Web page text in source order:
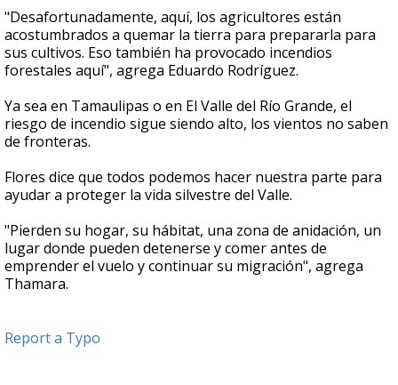
"Desafortunadamente, aquí, los agricultores están
acostumbrados a quemar la tierra para prepararla para
sus cultivos. Eso también ha provocado incendios
forestales aquí", agrega Eduardo Rodríguez.
Ya sea en Tamaulipas o en El Valle del Río Grande, el
riesgo de incendio sigue siendo alto, los vientos no saben
de fronteras.
Flores dice que todos podemos hacer nuestra parte para
ayudar a proteger la vida silvestre del Valle.
"Pierden su hogar, su hábitat, una zona de anidación, un
lugar donde pueden detenerse y comer antes de
emprender el vuelo y continuar su migración", agrega
Thamara.
Report a Typo